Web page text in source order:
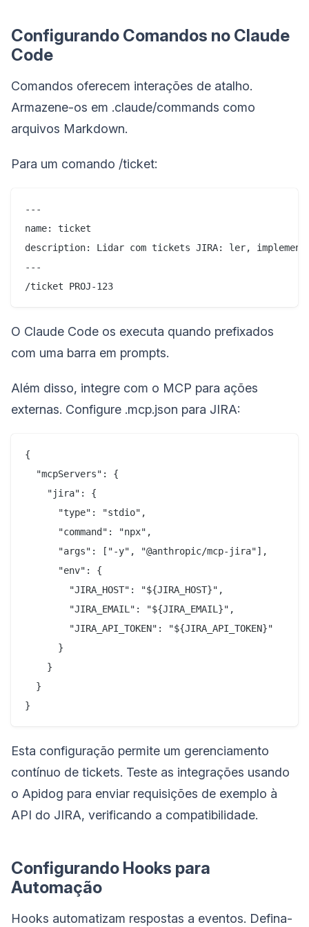
Configurando Comandos no Claude
Code
Comandos oferecem interações de atalho.
Armazene-os em .claude/commands como
arquivos Markdown.
Para um comando /ticket:
---
name: ticket
description: Lidar com tickets JIRA: ler,
---
O Claude Code os executa quando prefixados
com uma barra em prompts.
Além disso, integre com o MCP para ações
externas. Configure .mcp.json para JIRA:
{
  "mcpServers": {
    "jira": {
      "type": "stdio",
      "command": "npx",
      "args": ["-y", "@anthropic/mcp-jira"],
      "env": {
        "JIRA_HOST": "${JIRA_HOST}",
        "JIRA_EMAIL": "${JIRA_EMAIL}",
        "JIRA_API_TOKEN": "${JIRA_API_TOKEN}"
      }
    }
  }
Esta configuração permite um gerenciamento
contínuo de tickets. Teste as integrações usando
o Apidog para enviar requisições de exemplo à
API do JIRA, verificando a compatibilidade.
Configurando Hooks para
Automação
Hooks automatizam respostas a eventos. Defina-